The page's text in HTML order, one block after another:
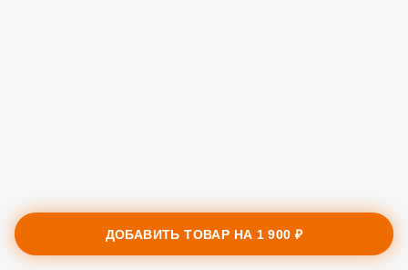
ДОБАВИТЬ ТОВАР НА 1 900 ₽